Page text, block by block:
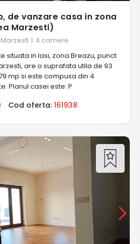
de vanzare casa in zona
Marzesti)
| 4 camere
situata in Iasi, zona Breazu, punct
are o suprafata utila de 93
mp si este compusa din 4
Planul casei este: P
Cod oferta: 161938